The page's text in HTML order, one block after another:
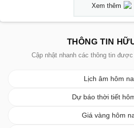
Xem thêm
THÔNG TIN
Cập nhật nhanh các thông tin
Lịch âm hôm
Dự báo thời tiết
Giá vàng hôm